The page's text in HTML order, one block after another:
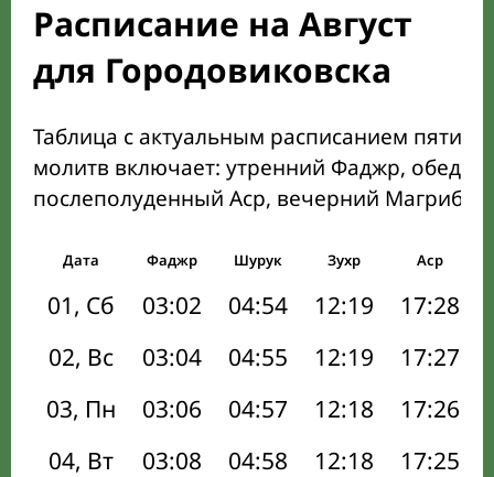
Расписание на Август
для Городовиковска
Таблица с актуальным расписанием пяти
молитв включает: утренний Фаджр,
послеполуденный Аср, вечерний Магриб
Дата Фаджр Шурук Зухр Аср
01, Сб 03:02 04:54 12:19 17:28
02, Вс
03:04 04:55 12:19 17:27
03, Пн
03:06 04:57 12:18 17:26
04, Вт
03:08 04:58 12:18 17:25